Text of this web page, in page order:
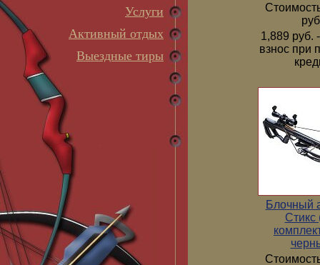
Услуги
Активный отдых
Выездные тиры
1,889 руб.
взнос при
Блочный
Стикс